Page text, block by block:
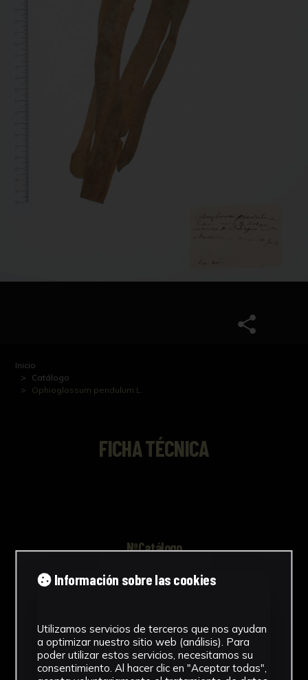
Inicio
Catálogo
Ophioglossum pendulum L.
FICHA TÉCNICA
NºCatálogo
FHEB-03881
Muestra Botánica
Cronología
Información sobre las cookies
Utilizamos servicios de terceros que nos ayudan
a optimizar nuestro sitio web (análisis). Para
poder utilizar estos servicios, necesitamos su
consentimiento. Al hacer clic en "Aceptar todas",